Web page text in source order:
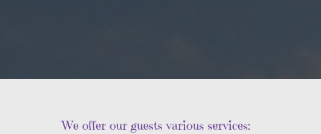
We offer our guests various services: